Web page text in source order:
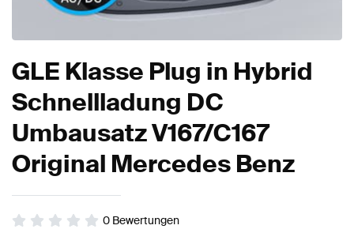
GLE Klasse Plug in Hybrid
Schnellladung DC
Umbausatz V167/C167
Original Mercedes Benz
0 Bewertungen